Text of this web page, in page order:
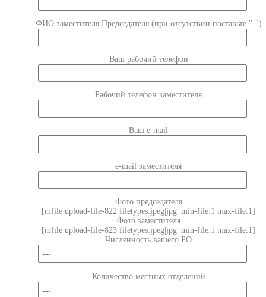
ФИО заместителя Председателя (при отсутствии поставьте "-")
Ваш рабочий телефон
Рабочий телефон заместителя
Ваш e-mail
e-mail заместителя
Фото председателя
[mfile upload-file-822 filetypes:jpeg|jpg| min-file:1 max-file:1]
Фото заместителя
[mfile upload-file-823 filetypes:jpeg|jpg| min-file:1 max-file:1]
Численность вашего РО
Количество местных отделений